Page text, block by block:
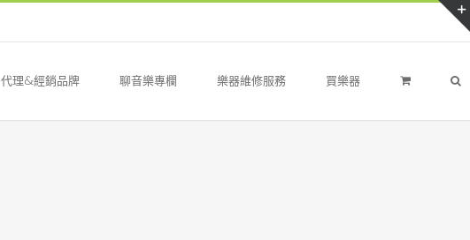
代理&經銷品牌 聊音樂專欄 樂器維修服務 買樂器